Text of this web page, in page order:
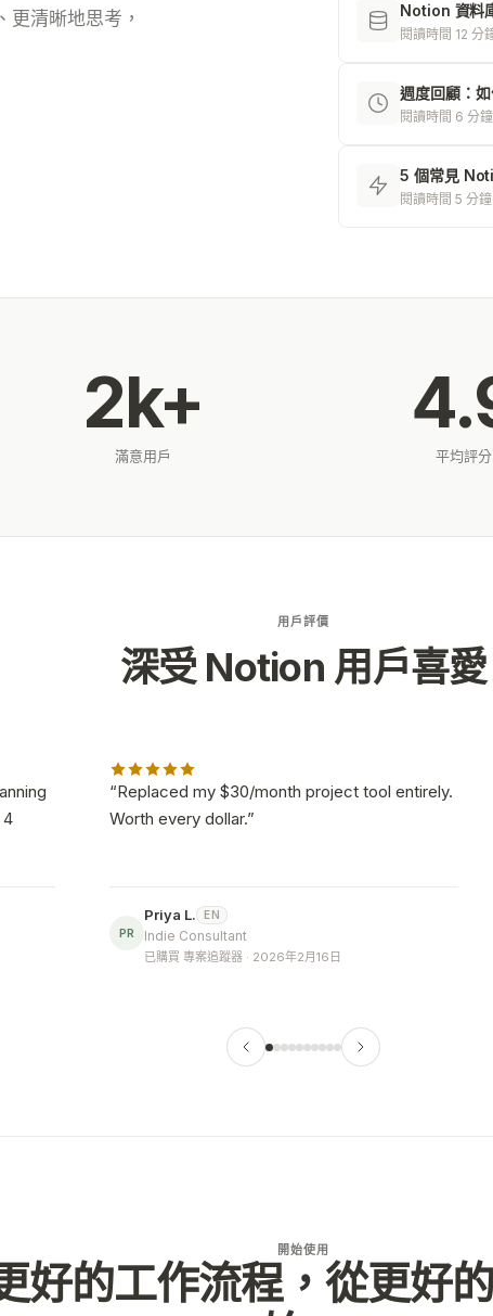
更清晰地思考，
Notion 資料
閱讀時間 12 分
週度回顧：
閱讀時間 6 分
5 個常見
閱讀時間 5 分
2k+
滿意用戶 平均評分
用戶評價
深受 Notion 用戶喜愛
4
“Replaced my $30/month project tool entirely.
Worth every dollar.”
PR
Priya L. EN
Indie Consultant
已購買 專案追蹤器 · 2026年2月16日
開始使用
好的工作流程，從更好